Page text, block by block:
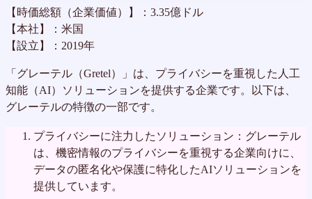
【時価総額（企業価値）】：3.35億ドル
【本社】：米国
【設立】：2019年
「グレーテル（Gretel）」は、プライバシーを重視した人工
知能（AI）ソリューションを提供する企業です。以下は、
グレーテルの特徴の一部です。
プライバシーに注力したソリューション：グレーテル
は、機密情報のプライバシーを重視する企業向けに、
データの匿名化や保護に特化したAIソリューションを
提供しています。